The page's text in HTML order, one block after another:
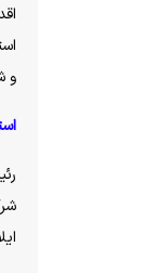
و